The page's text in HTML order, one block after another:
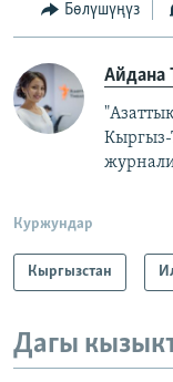
Бөлүшүңүз
Айдана
Кыргыз-
Куржундар
Кыргызстан
Дагы